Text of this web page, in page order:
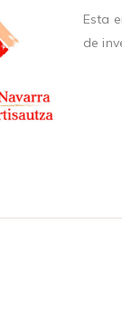
Esta
de